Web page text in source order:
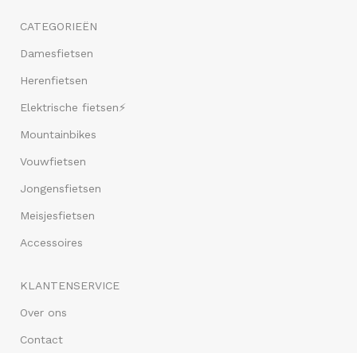
CATEGORIEËN
Damesfietsen
Herenfietsen
Elektrische fietsen⚡
Mountainbikes
Vouwfietsen
Jongensfietsen
Meisjesfietsen
Accessoires
KLANTENSERVICE
Over ons
Contact